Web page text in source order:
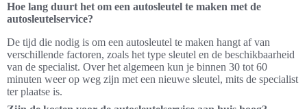
Hoe lang duurt het om een autosleutel te maken met de
autosleutelservice?
De tijd die nodig is om een autosleutel te maken hangt af van
verschillende factoren, zoals het type sleutel en de beschikbaarheid
van de specialist. Over het algemeen kun je binnen 30 tot 60
minuten weer op weg zijn met een nieuwe sleutel, mits de specialist
ter plaatse is.